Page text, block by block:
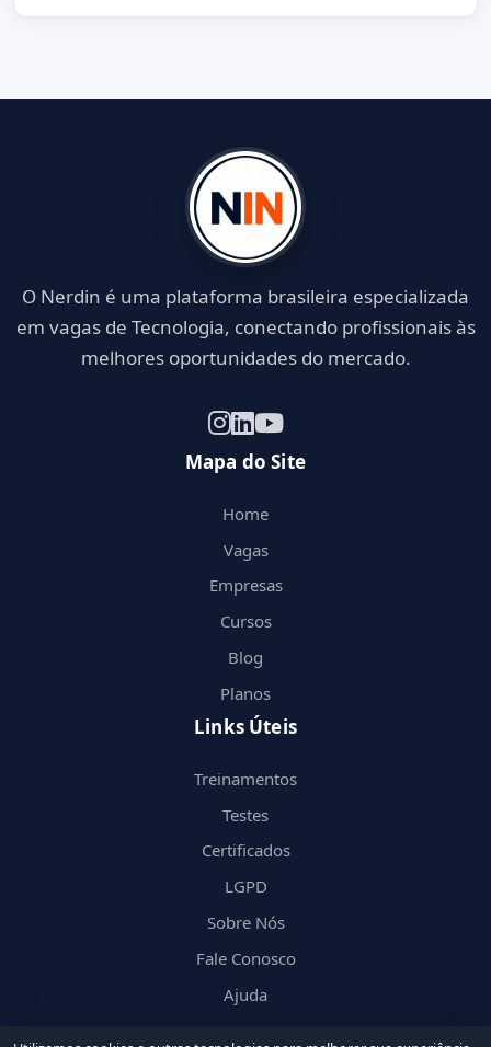
O Nerdin é uma plataforma brasileira especializada
em vagas de Tecnologia, conectando profissionais às
melhores oportunidades do mercado.
Mapa do Site
Home
Vagas
Empresas
Cursos
Blog
Planos
Links Úteis
Treinamentos
Testes
Certificados
LGPD
Sobre Nós
Fale Conosco
Ajuda